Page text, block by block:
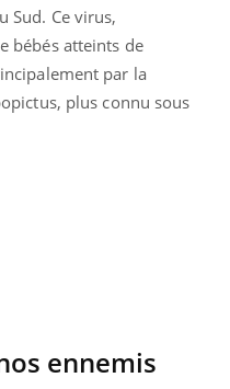
Sud. Ce virus,
bébés atteints de
par la
plus connu sous
ennemis